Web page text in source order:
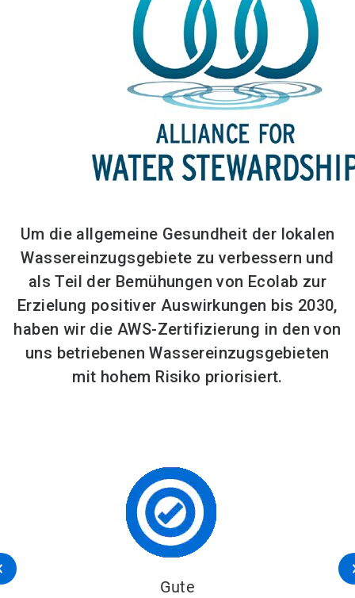
Um die allgemeine Gesundheit der lokalen
Wassereinzugsgebiete zu verbessern und
als Teil der Bemühungen von Ecolab zur
Erzielung positiver Auswirkungen bis 2030,
haben wir die AWS-Zertifizierung in den von
uns betriebenen Wassereinzugsgebieten
mit hohem Risiko priorisiert.
Gute